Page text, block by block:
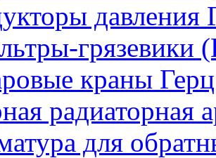
грязевики
краны
радиаторная
для